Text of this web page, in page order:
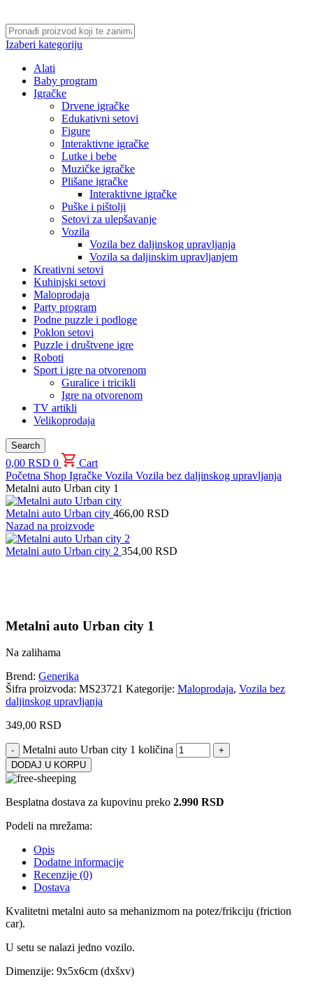
Izaberi kategoriju
Alati
Baby program
Igračke
Drvene igračke
Edukativni setovi
Figure
Interaktivne igračke
Lutke i bebe
Muzičke igračke
Plišane igračke
Interaktivne igračke
Puške i pištolji
Setovi za ulepšavanje
Vozila
Vozila bez daljinskog upravljanja
Vozila sa daljinskim upravljanjem
Kreativni setovi
Kuhinjski setovi
Maloprodaja
Party program
Podne puzzle i podloge
Poklon setovi
Puzzle i društvene igre
Roboti
Sport i igre na otvorenom
Guralice i tricikli
Igre na otvorenom
TV artikli
Velikoprodaja
Search
0,00 RSD 0
Cart
Početna Shop Igračke Vozila Vozila bez daljinskog upravljanja
Metalni auto Urban city 1
Metalni auto Urban city 466,00 RSD
Nazad na proizvode
Metalni auto Urban city 2 354,00 RSD
Metalni auto Urban city 1
Na zalihama
Brend: Generika
Šifra proizvoda: MS23721 Kategorije: Maloprodaja, Vozila bez
daljinskog upravljanja
349,00 RSD
Metalni auto Urban city 1 količina
DODAJ U KORPU
Besplatna dostava za kupovinu preko 2.990 RSD
Podeli na mrežama:
Opis
Dodatne informacije
Recenzije (0)
Dostava
Kvalitetni metalni auto sa mehanizmom na potez/frikciju (friction
car).
U setu se nalazi jedno vozilo.
Dimenzije: 9x5x6cm (dxšxv)